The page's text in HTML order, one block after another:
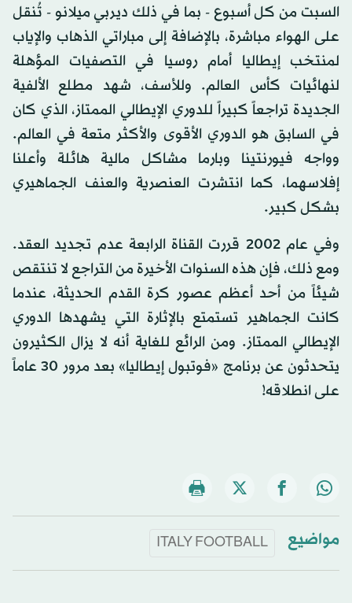
السبت من كل أسبوع - بما في ذلك ديربي ميلانو - تُنقل
على الهواء مباشرة، بالإضافة إلى مباراتي الذهاب والإياب
لمنتخب إيطاليا أمام روسيا في التصفيات المؤهلة
لنهائيات كأس العالم. وللأسف، شهد مطلع الألفية
الجديدة تراجعاً كبيراً للدوري الإيطالي الممتاز، الذي كان
في السابق هو الدوري الأقوى والأكثر متعة في العالم.
وواجه فيورنتينا وبارما مشاكل مالية هائلة وأعلنا
إفلاسهما، كما انتشرت العنصرية والعنف الجماهيري
بشكل كبير.
وفي عام 2002 قررت القناة الرابعة عدم تجديد العقد.
ومع ذلك، فإن هذه السنوات الأخيرة من التراجع لا تنتقص
شيئاً من أحد أعظم عصور كرة القدم الحديثة، عندما
كانت الجماهير تستمتع بالإثارة التي يشهدها الدوري
الإيطالي الممتاز. ومن الرائع للغاية أنه لا يزال الكثيرون
يتحدثون عن برنامج «فوتبول إيطاليا» بعد مرور 30 عاماً
على انطلاقه!
مواضيع ITALY FOOTBALL